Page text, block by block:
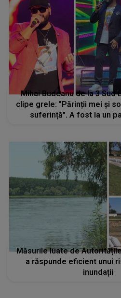
Mihai Budeanu de la 3 Sud
clipe grele: "Părinții mei și
suferință". A fost
Măsurile luate de
a răspunde eficient unui
inundații